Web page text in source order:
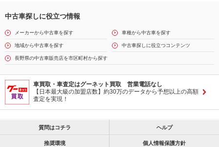
中古車探しに役立つ情報
メーカーから中古車を探す 車種から中古車を探す
地域から中古車を探す 中古車探しに役立つコンテンツ
長野県の中古車販売店を市区町村から探す
車買取・車査定はグーネット買取 営業電話なし
【日本最大級の加盟店数】約30万のデータから予想以上の高額
査定を実現！
質問はコチラ ヘルプ
推奨環境 個人情報保護方針